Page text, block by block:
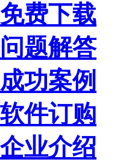
免费下载
问题解答
成功案例
软件订购
企业介绍